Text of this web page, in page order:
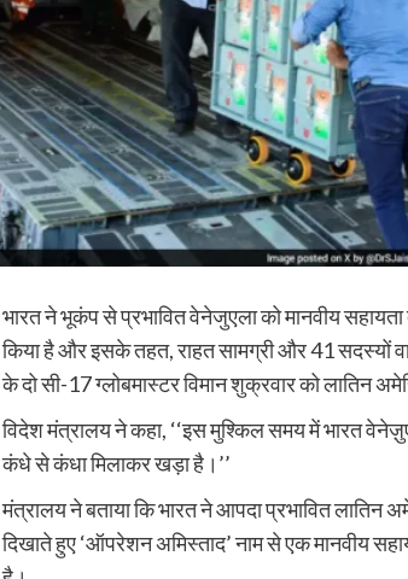
भारत ने भूकंप से प्रभावित वेनेजुएला को मानवीय
किया है और इसके तहत, राहत सामग्री और 41 सदस्यों
के दो सी-17 ग्लोबमास्टर विमान शुक्रवार को लातिन
विदेश मंत्रालय ने कहा, ‘‘इस मुश्किल समय में भारत
कंधे से कंधा मिलाकर खड़ा है।’’
मंत्रालय ने बताया कि भारत ने आपदा प्रभावित लातिन
दिखाते हुए ‘ऑपरेशन अमिस्ताद’ नाम से एक मानवीय